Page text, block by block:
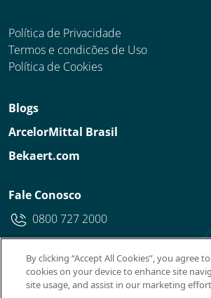
Política de Privacidade
Termos e condicões de Uso
Política de Cookies
Blogs
ArcelorMittal Brasil
Bekaert.com
Fale Conosco
0800 727 2000
By clicking “Accept All Cookies”, you agree
cookies on your device to enhance site
site usage, and assist in our marketing